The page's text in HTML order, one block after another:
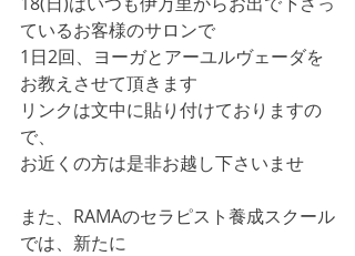
ているお客様のサロンで
1日2回、ヨーガとアーユルヴェーダを
お教えさせて頂きます
リンクは文中に貼り付けておりますの
で、
お近くの方は是非お越し下さいませ
また、RAMAのセラピスト養成スクール
では、新たに